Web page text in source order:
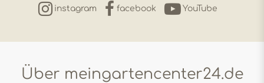
instagram facebook YouTube
Über meingartencenter24.de